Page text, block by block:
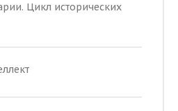
Цикл исторических